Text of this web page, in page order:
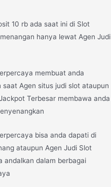
10 rb ada saat ini di Slot
hanya lewat Agen Judi
membuat anda
Agen situs judi slot ataupun
Terbesar membawa anda
bisa anda dapati di
ataupun Agen Judi Slot
andalkan dalam berbagai